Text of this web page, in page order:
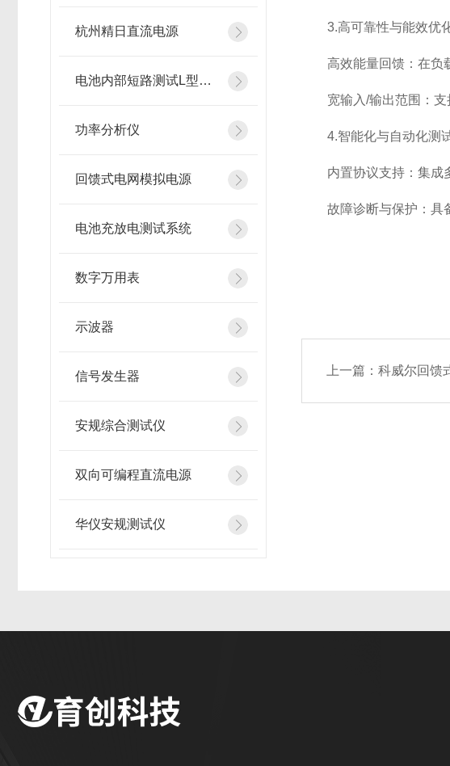
杭州精日直流电源
电池内部短路测试L型镍片
功率分析仪
回馈式电网模拟电源
电池充放电测试系统
数字万用表
示波器
信号发生器
安规综合测试仪
双向可编程直流电源
华仪安规测试仪
3.高可靠性与能效优
高效能量回馈：在负载
宽输入/输出范围：支
4.智能化与自动化测
内置协议支持：集成多
故障诊断与保护：具备
上一篇：科威尔回馈式